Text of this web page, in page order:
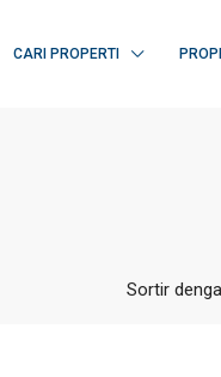
CARI PROPERTI
Sortir